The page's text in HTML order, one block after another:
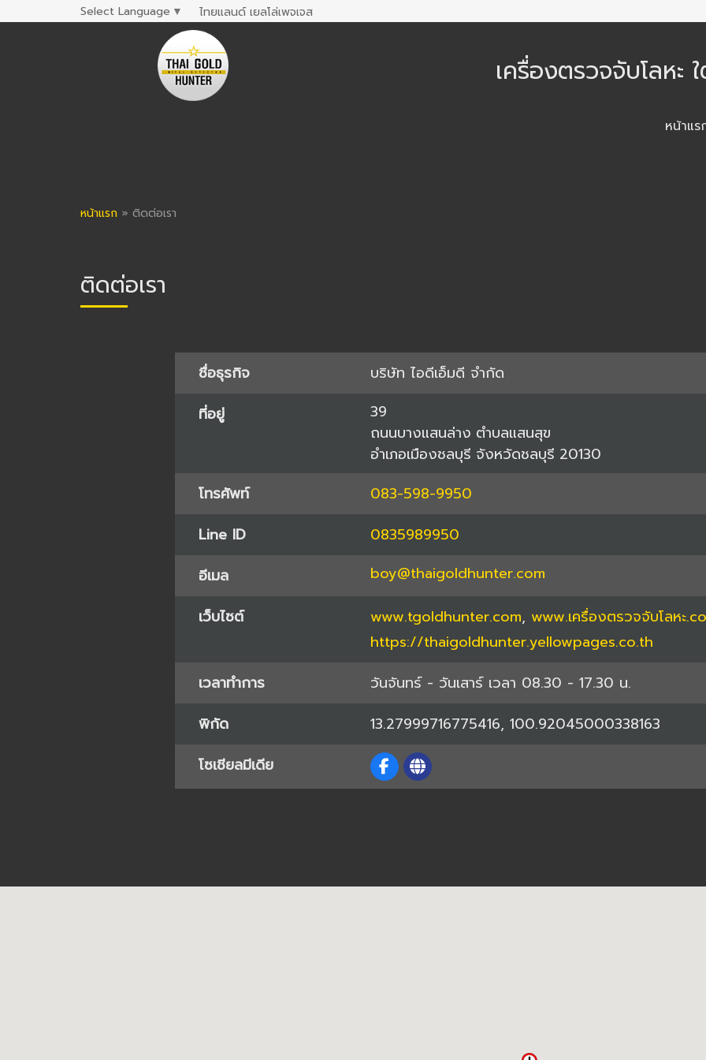
Select Language ▼ ไทยแลนด์ เยลโล่เพจเจส
เครื่องตรวจจับโลห
หน้าแร
หน้าแรก » ติดต่อเรา
ติดต่อเรา
ชื่อธุรกิจ
บริษัท ไอดีเอ็มดี จำกัด
ที่อยู่
39
ถนนบางแสนล่าง ตำบลแสนสุข
อำเภอเมืองชลบุรี จังหวัดชลบุรี 20130
โทรศัพท์
083-598-9950
Line ID
0835989950
อีเมล
boy@thaigoldhunter.com
เว็บไซต์
www.tgoldhunter.com, www.เครื่องตรวจจับโลหะ
https://thaigoldhunter.yellowpages.co.th
เวลาทำการ
วันจันทร์ - วันเสาร์ เวลา 08.30 - 17.30 น.
พิกัด
13.27999716775416, 100.92045000338163
โซเชียลมีเดีย